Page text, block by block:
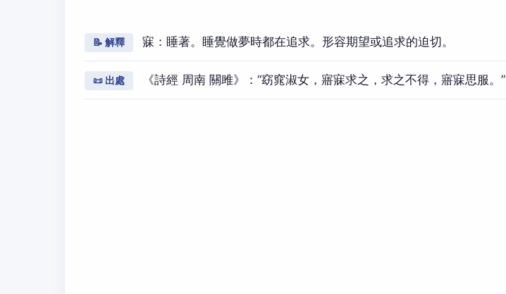
📝 解釋 寐：睡著。睡覺做夢時都在追求。形容期望或追求的迫切。
📜 出處 《詩經 周南 關雎》：“窈窕淑女，寤寐求之，求之不得，寤寐思服。”